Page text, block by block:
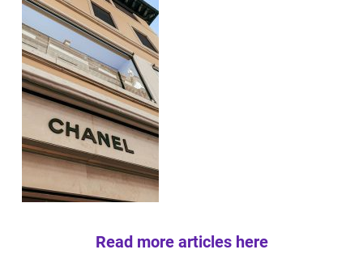
Read more articles here